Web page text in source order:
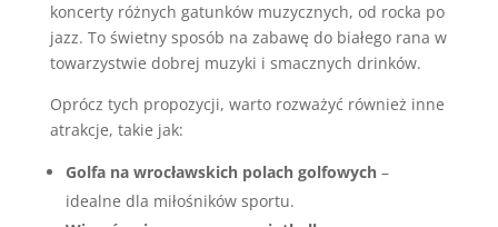
koncerty różnych gatunków muzycznych, od rocka po
jazz. To świetny sposób na zabawę do białego rana w
towarzystwie dobrej muzyki i smacznych drinków.
Oprócz tych propozycji, warto rozważyć również inne
atrakcje, takie jak:
Golfa na wrocławskich polach golfowych–
idealne dla miłośników sportu.